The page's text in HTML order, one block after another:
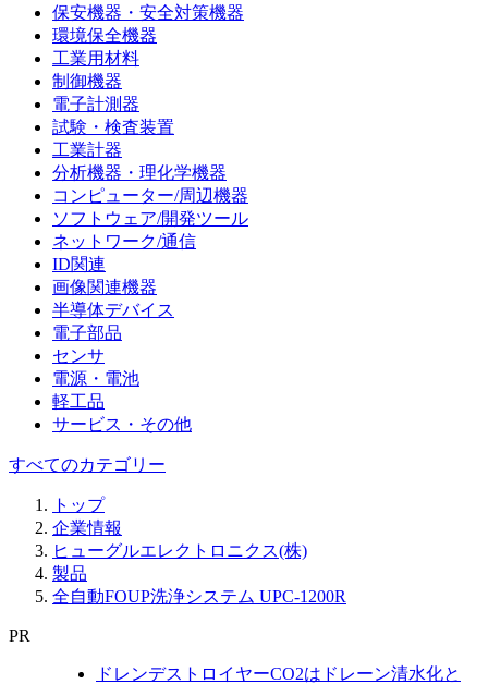
保安機器・安全対策機器
環境保全機器
工業用材料
制御機器
電子計測器
試験・検査装置
工業計器
分析機器・理化学機器
コンピューター/周辺機器
ソフトウェア/開発ツール
ネットワーク/通信
ID関連
画像関連機器
半導体デバイス
電子部品
センサ
電源・電池
軽工品
サービス・その他
すべてのカテゴリー
トップ
企業情報
ヒューグルエレクトロニクス(株)
製品
全自動FOUP洗浄システム UPC-1200R
PR
ドレンデストロイヤーCO2はドレーン清水化と